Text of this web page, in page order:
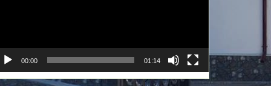
00:00 01:14